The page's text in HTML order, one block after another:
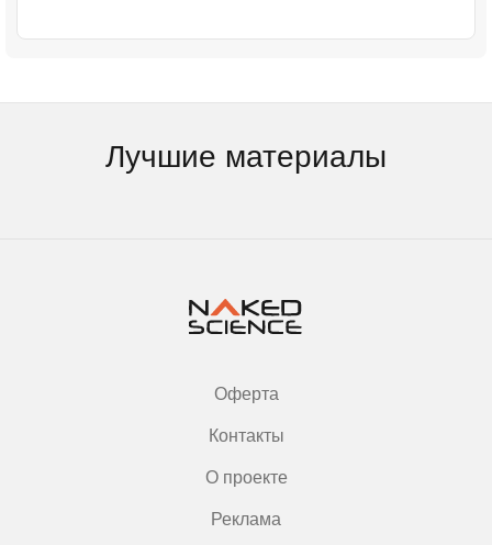
Лучшие материалы
Оферта
Контакты
О проекте
Реклама